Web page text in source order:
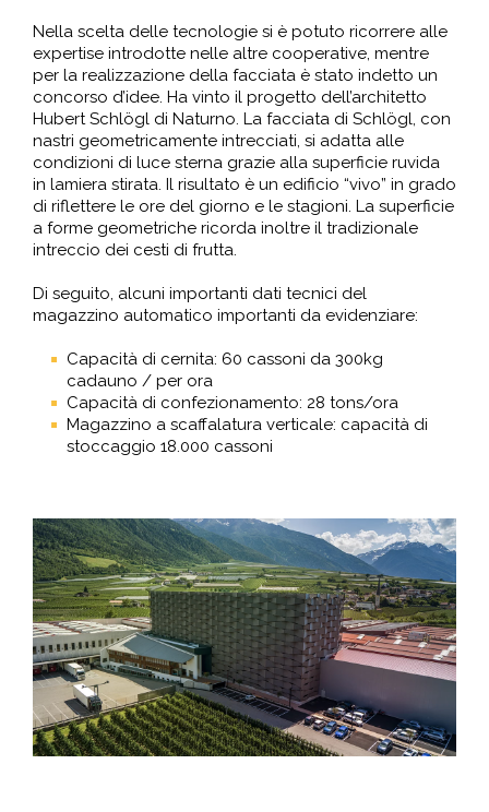
Nella scelta delle tecnologie si è potuto ricorrere alle
expertise introdotte nelle altre cooperative, mentre
per la realizzazione della facciata è stato indetto un
concorso d’idee. Ha vinto il progetto dell’architetto
Hubert Schlögl di Naturno. La facciata di Schlögl, con
nastri geometricamente intrecciati, si adatta alle
condizioni di luce sterna grazie alla superficie ruvida
in lamiera stirata. Il risultato è un edificio “vivo” in grado
di riflettere le ore del giorno e le stagioni. La superficie
a forme geometriche ricorda inoltre il tradizionale
intreccio dei cesti di frutta.
Di seguito, alcuni importanti dati tecnici del
magazzino automatico importanti da evidenziare:
Capacità di cernita: 60 cassoni da 300kg
cadauno / per ora
Capacità di confezionamento: 28 tons/ora
Magazzino a scaffalatura verticale: capacità di
stoccaggio 18.000 cassoni